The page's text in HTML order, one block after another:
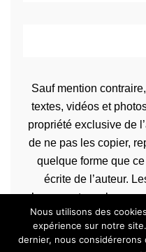
Sauf mention
textes, vidéos et
propriété exclusive de
de ne pas les copier,
quelque forme que
écrite de l’auteur.
n’engagent que la
Nous utilisons des
expérience sur notre
dernier, nous